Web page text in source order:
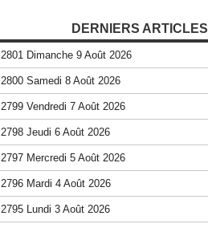
DERNIERS ARTICLES
2801 Dimanche 9 Août 2026
2800 Samedi 8 Août 2026
2799 Vendredi 7 Août 2026
2798 Jeudi 6 Août 2026
2797 Mercredi 5 Août 2026
2796 Mardi 4 Août 2026
2795 Lundi 3 Août 2026